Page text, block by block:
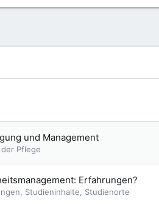
und Management
Pflege
Erfahrungen?
Studieninhalte, Studienorte